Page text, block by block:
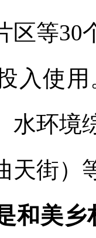
区等30
入使
水环
天街）
和美乡